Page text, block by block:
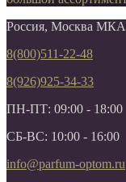
Россия, Москва
8(800)511-22-48
8(926)925-34-33
ПН-ПТ: 09:00 - 18:00
СБ-ВС: 10:00 - 16:00
info@parfum-optom.ru